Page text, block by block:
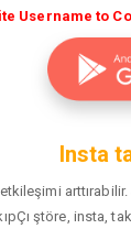
Username to
Insta
ştöre, insta,